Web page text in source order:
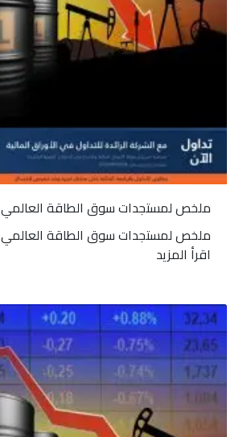
ملخص لمستجدات سوق الطاقة العالمي 5 يوليو 2024م
ملخص لمستجدات سوق الطاقة العالمي
اقرأ المزيد